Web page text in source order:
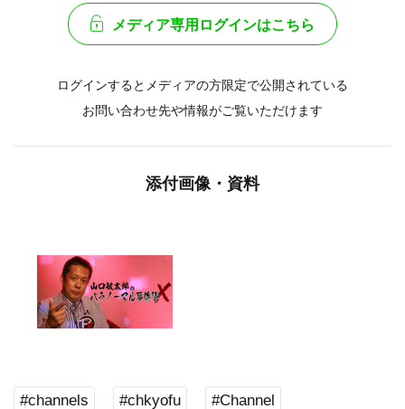
メディア専用ログインはこちら
ログインするとメディアの方限定で公開されている
お問い合わせ先や情報がご覧いただけます
添付画像・資料
#channels #chkyofu #Channel